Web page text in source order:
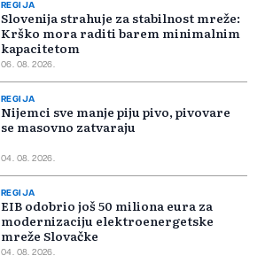
REGIJA
Slovenija strahuje za stabilnost mreže:
Krško mora raditi barem minimalnim
kapacitetom
06. 08. 2026.
REGIJA
Nijemci sve manje piju pivo, pivovare
se masovno zatvaraju
04. 08. 2026.
REGIJA
EIB odobrio još 50 miliona eura za
modernizaciju elektroenergetske
mreže Slovačke
04. 08. 2026.